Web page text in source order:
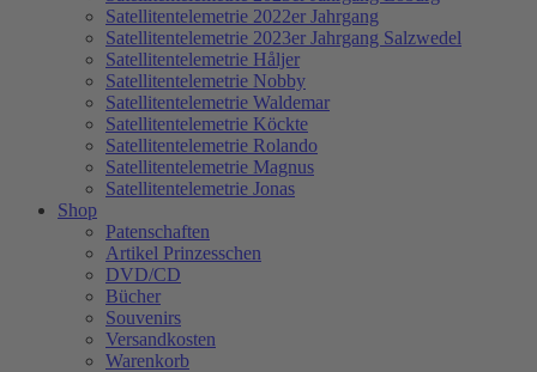
Satellitentelemetrie 2022er Jahrgang
Satellitentelemetrie 2023er Jahrgang Salzwedel
Satellitentelemetrie Håljer
Satellitentelemetrie Nobby
Satellitentelemetrie Waldemar
Satellitentelemetrie Köckte
Satellitentelemetrie Rolando
Satellitentelemetrie Magnus
Satellitentelemetrie Jonas
Shop
Patenschaften
Artikel Prinzesschen
DVD/CD
Bücher
Souvenirs
Versandkosten
Warenkorb